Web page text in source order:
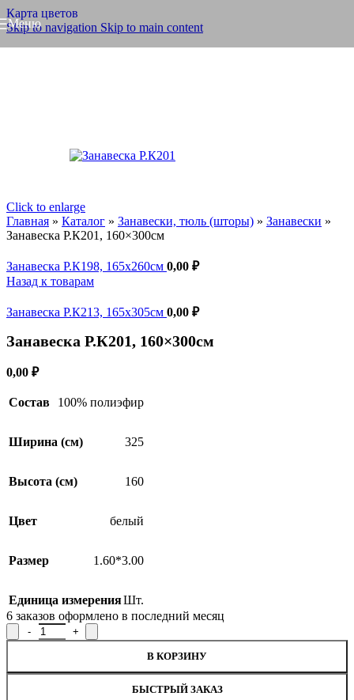
Карта цветов
Skip to navigation Skip to main content
Меню
Click to enlarge
Главная » Каталог » Занавески, тюль (шторы) » Занавески »
Занавеска Р.К201, 160×300см
Занавеска Р.К198, 165x260см 0,00 ₽
Назад к товарам
Занавеска Р.К213, 165x305см 0,00 ₽
Занавеска Р.К201, 160×300см
0,00 ₽
Состав 100% полиэфир
Ширина (см) 325
Высота (см) 160
Цвет белый
Размер 1.60*3.00
Единица измеренияШт.
6 заказов оформлено в последний месяц
Количество товара Занавеска Р.К201, 160x300см
В КОРЗИНУ
БЫСТРЫЙ ЗАКАЗ